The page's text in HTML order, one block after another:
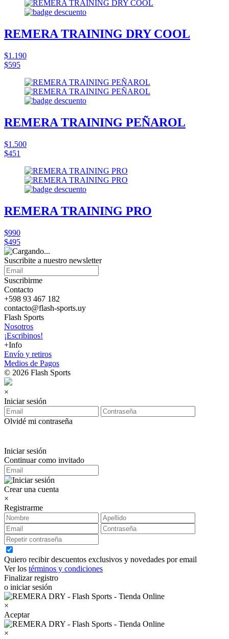
REMERA TRAINING DRY COOL
$1.190
$595
REMERA TRAINING PEÑAROL
$1.500
$451
REMERA TRAINING PRO
$990
$495
Suscribite a nuestro newsletter
Suscribirme
Contacto
+598 93 467 182
contacto@flash-sports.uy
Flash Sports
Nosotros
¡Escribinos!
+Info
Envío y retiros
Medios de Pagos
© 2026 Flash Sports
×
Iniciar sesión
Olvidé mi contraseña
Iniciar sesión
Continuar como invitado
Crear una cuenta
×
Registrarme
Quiero recibir descuentos exclusivos y novedades por email
Ver los términos y condiciones
Finalizar registro
o iniciar sesión
×
Aceptar
×